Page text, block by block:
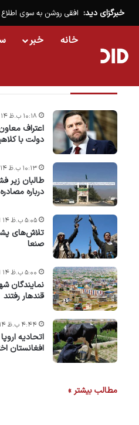
خبرگزای دید: افقی روشن به سوی اطلاع
خانه خبر
دولت با
۱۰:۱۸ ب.ظ ۱۴ اسد ۱۴۰۵
طالبان زیر
درباره
۱۰:۱۳ ب.ظ ۱۴ اسد ۱۴۰۵
تلاش‌های
صنعا
۵:۰۵ ب.ظ ۱۴ اسد ۱۴۰۵
نمایندگان
قندهار رفتند
۵:۰۰ ب.ظ ۱۴ اسد ۱۴۰۵
افغانستان
۴:۴۴ ب.ظ ۱۴ اسد ۱۴۰۵
مطالب بیشتر »